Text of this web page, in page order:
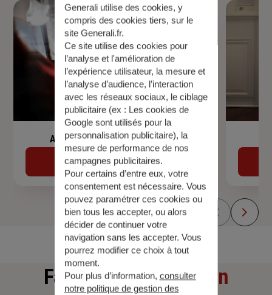
Assurance de prêt immobilier
Découvrir
Faitesune simulation
Generali utilise des cookies, y
compris des cookies tiers, sur le
site Generali.fr.
Ce site utilise des cookies pour
l’analyse et l'amélioration de
l’expérience utilisateur, la mesure et
l’analyse d’audience, l’interaction
avec les réseaux sociaux, le ciblage
publicitaire (ex : Les cookies de
Google sont utilisés pour la
personnalisation publicitaire), la
mesure de performance de nos
campagnes publicitaires.
Pour certains d’entre eux, votre
consentement est nécessaire. Vous
pouvez paramétrer ces cookies ou
bien tous les accepter, ou alors
décider de continuer votre
navigation sans les accepter. Vous
pourrez modifier ce choix à tout
moment.
Pour plus d’information, consulter
notre politique de gestion des